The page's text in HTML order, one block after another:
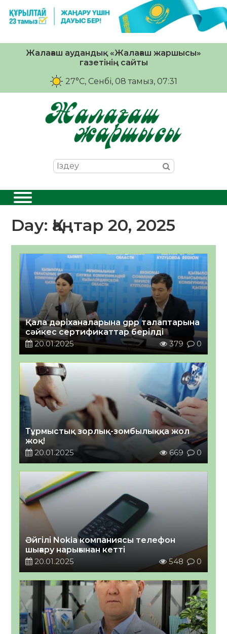
Жалағаш аудандық «Жалағаш жаршысы»
газетінің сайты
27°C, Сенбі, 08 тамыз, 07:31
Day: Қаңтар 20, 2025
Қала дәріханаларына gpp талаптарына
сәйкес сертификаттар берілді
20.01.2025
379 0
Тұрмыстық зорлық-зомбылыққа жол
жоқ!
20.01.2025
669 0
Әйгілі Nokia компаниясы телефон
шығару нарығынан кетті
20.01.2025
548 0